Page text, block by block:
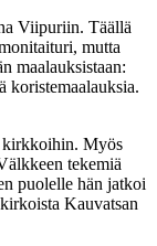
Viipuriin. Täällä
mutta
maalauksistaan:
koristemaalauksia.
kirkkoihin. Myös
tekemiä
puolelle hän jatkoi
Kauvatsan